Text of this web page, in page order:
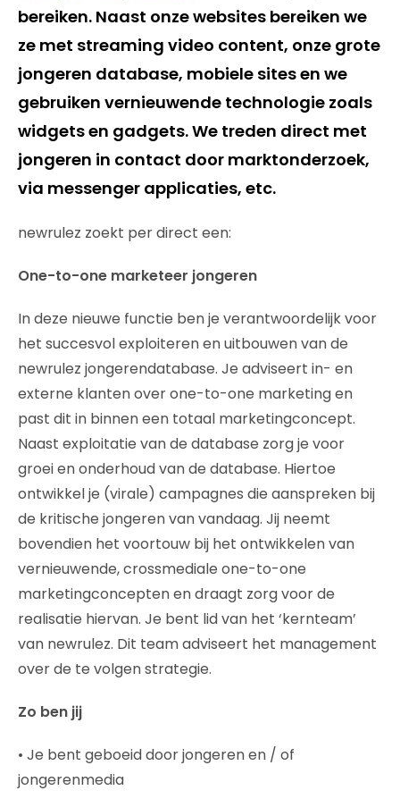
bereiken. Naast onze websites bereiken we
ze met streaming video content, onze grote
jongeren database, mobiele sites en we
gebruiken vernieuwende technologie zoals
widgets en gadgets. We treden direct met
jongeren in contact door marktonderzoek,
via messenger applicaties, etc.
newrulez zoekt per direct een:
One-to-one marketeer jongeren
In deze nieuwe functie ben je verantwoordelijk voor
het succesvol exploiteren en uitbouwen van de
newrulez jongerendatabase. Je adviseert in- en
externe klanten over one-to-one marketing en
past dit in binnen een totaal marketingconcept.
Naast exploitatie van de database zorg je voor
groei en onderhoud van de database. Hiertoe
ontwikkel je (virale) campagnes die aanspreken bij
de kritische jongeren van vandaag. Jij neemt
bovendien het voortouw bij het ontwikkelen van
vernieuwende, crossmediale one-to-one
marketingconcepten en draagt zorg voor de
realisatie hiervan. Je bent lid van het ‘kernteam’
van newrulez. Dit team adviseert het management
over de te volgen strategie.
Zo ben jij
• Je bent geboeid door jongeren en / of
jongerenmedia